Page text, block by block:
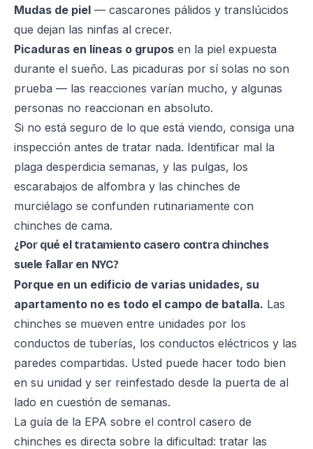
Mudas de piel — cascarones pálidos y translúcidos
que dejan las ninfas al crecer.
Picaduras en líneas o grupos en la piel expuesta
durante el sueño. Las picaduras por sí solas no son
prueba — las reacciones varían mucho, y algunas
personas no reaccionan en absoluto.
Si no está seguro de lo que está viendo, consiga una
inspección antes de tratar nada. Identificar mal la
plaga desperdicia semanas, y las pulgas, los
escarabajos de alfombra y las chinches de
murciélago se confunden rutinariamente con
chinches de cama.
¿Por qué el tratamiento casero contra chinches
suele fallar en NYC?
Porque en un edificio de varias unidades, su
apartamento no es todo el campo de batalla. Las
chinches se mueven entre unidades por los
conductos de tuberías, los conductos eléctricos y las
paredes compartidas. Usted puede hacer todo bien
en su unidad y ser reinfestado desde la puerta de al
lado en cuestión de semanas.
La guía de la EPA sobre el control casero de
chinches es directa sobre la dificultad: tratar las